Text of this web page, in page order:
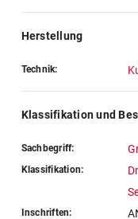
Herstellung
Technik:
Klassifikation und
Sachbegriff:
Klassifikation:
Inschriften: